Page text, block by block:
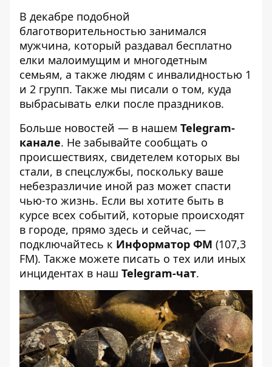
В декабре подобной
благотворительностью занимался
мужчина, который раздавал бесплатно
елки малоимущим и многодетным
семьям, а также людям с инвалидностью 1
и 2 групп. Также мы писали о том, куда
выбрасывать елки после праздников.
Больше новостей — в нашем Telegram-
канале. Не забывайте сообщать о
происшествиях, свидетелем которых вы
стали, в спецслужбы, поскольку ваше
небезразличие иной раз может спасти
чью-то жизнь. Если вы хотите быть в
курсе всех событий, которые происходят
в городе, прямо здесь и сейчас, —
подключайтесь к Информатор ФМ (107,3
FM). Также можете писать о тех или иных
инцидентах в наш Telegram-чат.